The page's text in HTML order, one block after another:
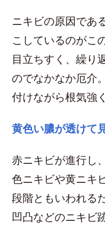
ニキビの原因であ
こしているのがこ
目立ちすく、繰り
のでなかなか厄介
付けながら根気強
黄色い膿が透けて
赤ニキビが進行し
色ニキビや黄ニキ
段階ともいわれる
凹凸などのニキビ